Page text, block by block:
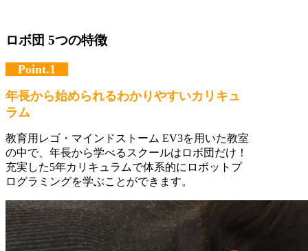
ロボ団 5つの特徴
Point.1
年長から始められるわかりやすいカリキュ
ラム
教育用レゴ・マインドストーム EV3を用いた教室
の中で、年長から学べるスクールはロボ団だけ！
充実した5年カリキュラムで体系的にロボットプ
ログラミングを学ぶことができます。